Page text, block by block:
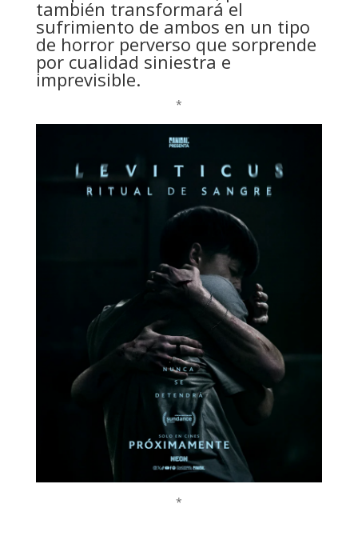
también transformará el
sufrimiento de ambos en un tipo
de horror perverso que sorprende
por cualidad siniestra e
imprevisible.
*
*